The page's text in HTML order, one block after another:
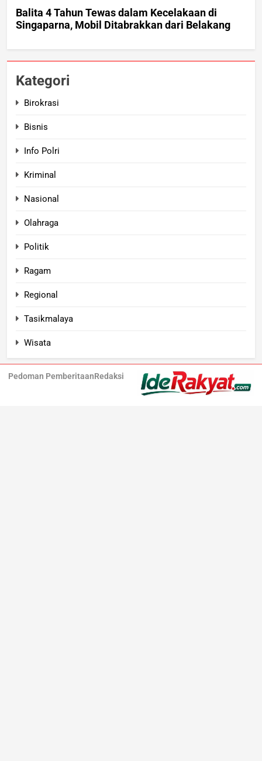
Kategori
Birokrasi
Bisnis
Info Polri
Kriminal
Nasional
Olahraga
Politik
Ragam
Regional
Tasikmalaya
Wisata
Pedoman PemberitaanRedaksi